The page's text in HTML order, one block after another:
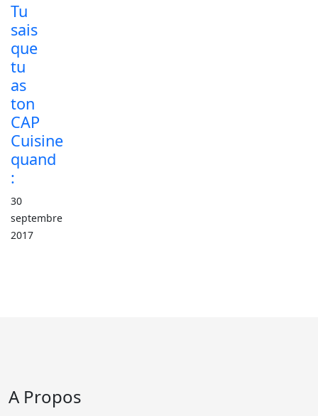
Tu
sais
que
tu
as
ton
CAP
Cuisine
quand
:
30
septembre
2017
A Propos